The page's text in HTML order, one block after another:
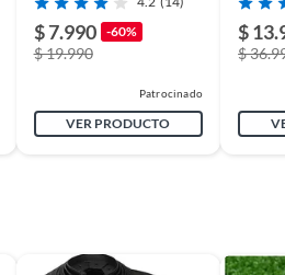
$ 7.990 -60%
$ 19.990
Patrocinado
VER PRODUCTO
$
$